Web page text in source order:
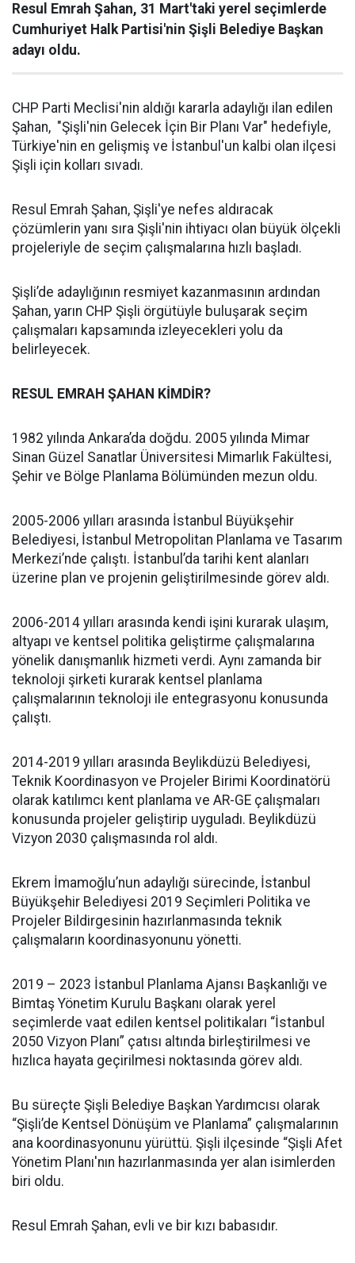
Resul Emrah Şahan, 31 Mart'taki yerel seçimlerde
Cumhuriyet Halk Partisi'nin Şişli Belediye Başkan
adayı oldu.
CHP Parti Meclisi'nin aldığı kararla adaylığı ilan edilen
Şahan, "Şişli'nin Gelecek İçin Bir Planı Var" hedefiyle,
Türkiye'nin en gelişmiş ve İstanbul'un kalbi olan ilçesi
Şişli için kolları sıvadı.
Resul Emrah Şahan, Şişli'ye nefes aldıracak
çözümlerin yanı sıra Şişli'nin ihtiyacı olan büyük ölçekli
projeleriyle de seçim çalışmalarına hızlı başladı.
Şişli’de adaylığının resmiyet kazanmasının ardından
Şahan, yarın CHP Şişli örgütüyle buluşarak seçim
çalışmaları kapsamında izleyecekleri yolu da
belirleyecek.
RESUL EMRAH ŞAHAN KİMDİR?
1982 yılında Ankara’da doğdu. 2005 yılında Mimar
Sinan Güzel Sanatlar Üniversitesi Mimarlık Fakültesi,
Şehir ve Bölge Planlama Bölümünden mezun oldu.
2005-2006 yılları arasında İstanbul Büyükşehir
Belediyesi, İstanbul Metropolitan Planlama ve Tasarım
Merkezi’nde çalıştı. İstanbul’da tarihi kent alanları
üzerine plan ve projenin geliştirilmesinde görev aldı.
2006-2014 yılları arasında kendi işini kurarak ulaşım,
altyapı ve kentsel politika geliştirme çalışmalarına
yönelik danışmanlık hizmeti verdi. Aynı zamanda bir
teknoloji şirketi kurarak kentsel planlama
çalışmalarının teknoloji ile entegrasyonu konusunda
çalıştı.
2014-2019 yılları arasında Beylikdüzü Belediyesi,
Teknik Koordinasyon ve Projeler Birimi Koordinatörü
olarak katılımcı kent planlama ve AR-GE çalışmaları
konusunda projeler geliştirip uyguladı. Beylikdüzü
Vizyon 2030 çalışmasında rol aldı.
Ekrem İmamoğlu’nun adaylığı sürecinde, İstanbul
Büyükşehir Belediyesi 2019 Seçimleri Politika ve
Projeler Bildirgesinin hazırlanmasında teknik
çalışmaların koordinasyonunu yönetti.
2019 – 2023 İstanbul Planlama Ajansı Başkanlığı ve
Bimtaş Yönetim Kurulu Başkanı olarak yerel
seçimlerde vaat edilen kentsel politikaları “İstanbul
2050 Vizyon Planı” çatısı altında birleştirilmesi ve
hızlıca hayata geçirilmesi noktasında görev aldı.
Bu süreçte Şişli Belediye Başkan Yardımcısı olarak
“Şişli’de Kentsel Dönüşüm ve Planlama” çalışmalarının
ana koordinasyonunu yürüttü. Şişli ilçesinde “Şişli Afet
Yönetim Planı'nın hazırlanmasında yer alan isimlerden
biri oldu.
Resul Emrah Şahan, evli ve bir kızı babasıdır.